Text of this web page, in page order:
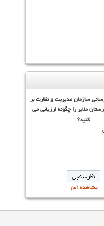
سازمان مدیریت و نظارت بر
ملایر را چگونه ارزیابی می
کنید؟
مشاهده آمار